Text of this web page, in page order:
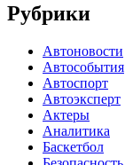
Рубрики
Автоновости
Автособытия
Автоспорт
Автоэксперт
Актеры
Аналитика
Баскетбол